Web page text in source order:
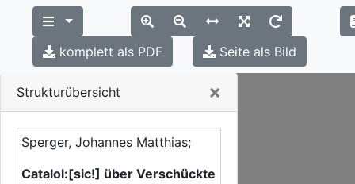
Strukturübersicht ×
Sperger, Johannes Matthias;
Catalol:[sic!] über Verschückte
komplett als PDF Seite als Bild